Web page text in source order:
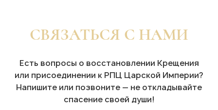
СВЯЗАТЬСЯ С НАМИ
Есть вопросы о восстановлении Крещения
или присоединении к РПЦ Царской Империи?
Напишите или позвоните — не откладывайте
спасение своей души!